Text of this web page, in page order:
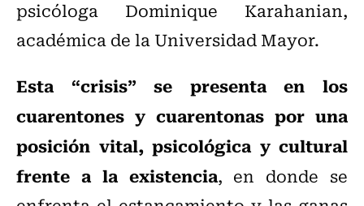
psicóloga Dominique Karahanian,
académica de la Universidad Mayor.
Esta “crisis” se presenta en los
cuarentones y cuarentonas por una
posición vital, psicológica y cultural
frente a la existencia, en donde se